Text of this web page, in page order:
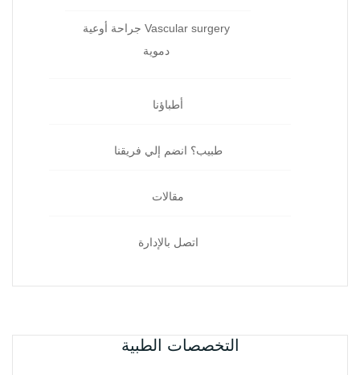
Vascular surgery جراحة أوعية
دموية
أطباؤنا
طبيب؟ انضم إلي فريقنا
مقالات
اتصل بالإدارة
التخصصات الطبية